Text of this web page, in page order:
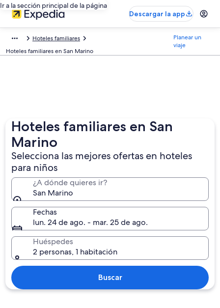
Ir a la sección principal de la página
Descargar la app
Hoteles familiares
Hoteles familiares en San Marino
Planear un
viaje
Hoteles familiares en San
Marino
Selecciona las mejores ofertas en hoteles
para niños
¿A dónde quieres ir?
San Marino
Fechas
lun. 24 de ago. - mar. 25 de ago.
Huéspedes
2 personas, 1 habitación
Buscar